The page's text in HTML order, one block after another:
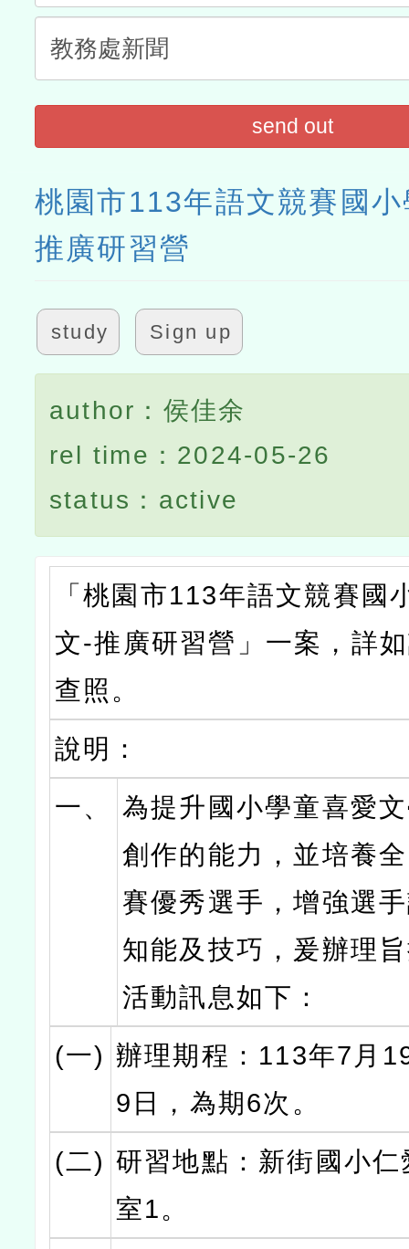
send out
桃園市113年語文競賽國
推廣研習營
study Sign up
author：侯佳余
rel time：2024-05-26
status：active
「桃園市113年語文競賽國
文-推廣研習營」一案，詳
查照。
說明：
一、
為提升國小學童喜愛
創作的能力，並培養
賽優秀選手，增強選
知能及技巧，爰辦理
活動訊息如下：
(一) 辦理期程：113年7月
9日，為期6次。
(二) 研習地點：新街國小仁
室1。